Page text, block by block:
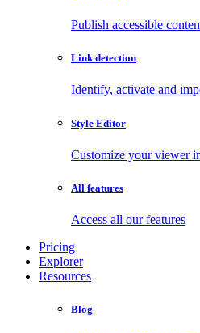
Publish accessible
Link detection
Identify, activate and
Style Editor
Customize your viewer
All features
Access all our features
Pricing
Explorer
Resources
Blog